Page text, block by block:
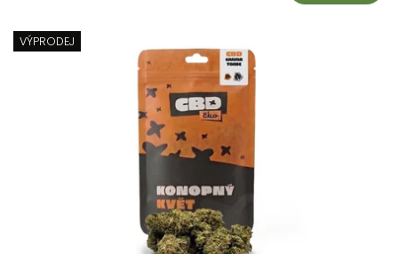
VÝPRODEJ